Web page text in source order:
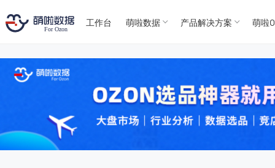
For
For
工作台 萌啦数据 产品解决方案 萌啦